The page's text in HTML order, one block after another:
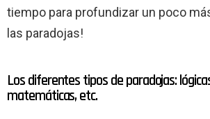
tiempo para profundizar un poco
las paradojas!
Los diferentes tipos de paradojas:
matemáticas, etc.